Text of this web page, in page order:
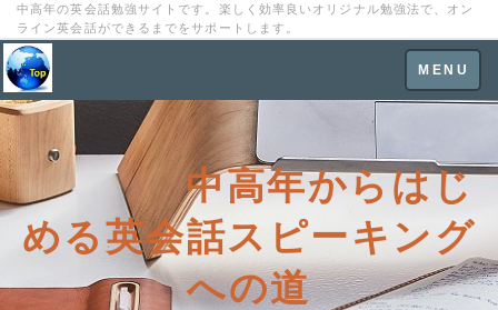
中高年の英会話勉強サイトです。楽しく効率良いオリジナル勉強法で、オン
ライン英会話ができるまでをサポートします。
Toggle
navigation
MENU
中高年からはじ
める英会話スピーキング
への道